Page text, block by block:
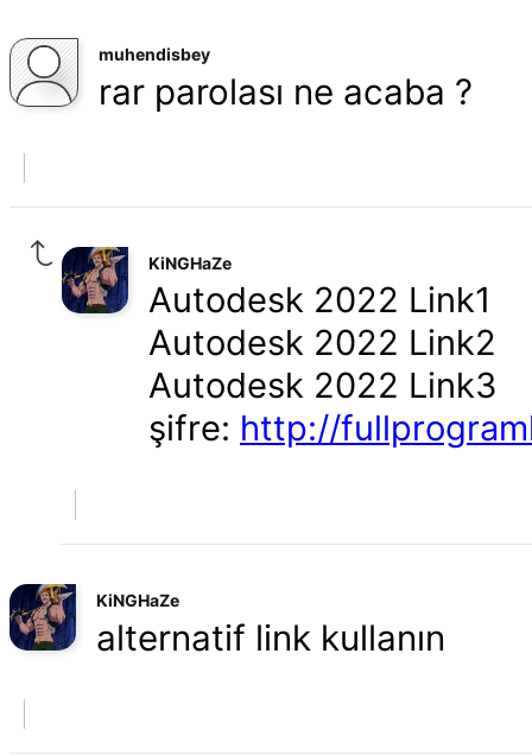
muhendisbey
rar parolası ne acaba ?
KiNGHaZe
Autodesk 2022 Link1
Autodesk 2022 Link2
Autodesk 2022 Link3
şifre: http://
KiNGHaZe
alternatif link kullanın